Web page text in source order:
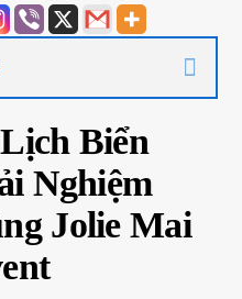
Biển
Nghiệm
Jolie Mai